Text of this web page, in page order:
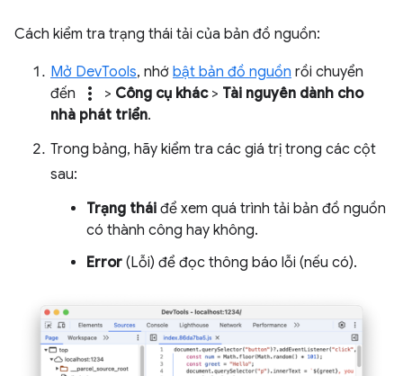
Cách kiểm tra trạng thái tải của bản đồ nguồn:
Mở DevTools, nhớ bật bản đồ nguồn rồi chuyển
đến
more_vert > Công cụ khác> Tài nguyên dành cho
nhà phát triển.
Trong bảng, hãy kiểm tra các giá trị trong các cột
sau:
Trạng thái để xem quá trình tải bản đồ nguồn
có thành công hay không.
Error (Lỗi) để đọc thông báo lỗi (nếu có).